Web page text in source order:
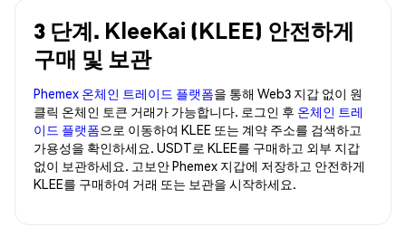
3 단계. KleeKai (KLEE) 안전하게
구매 및 보관
Phemex 온체인 트레이드 플랫폼을 통해 Web3 지갑 없이 원
클릭 온체인 토큰 거래가 가능합니다. 로그인 후 온체인 트레
이드 플랫폼으로 이동하여 KLEE 또는 계약 주소를 검색하고
가용성을 확인하세요. USDT로 KLEE를 구매하고 외부 지갑
없이 보관하세요. 고보안 Phemex 지갑에 저장하고 안전하게
KLEE를 구매하여 거래 또는 보관을 시작하세요.